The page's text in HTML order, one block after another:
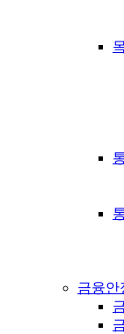
금융안